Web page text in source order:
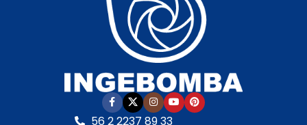
alta resistencia
• Presión nominal:PN10
• Doble unión tipo
• Certificación ISO
Lea cuidadosamente el
instructivo antes de la
• Material:
alta resistencia
• Presión nominal:
• Unión simple tipo
americana
• Certificación ISO
Lea cuidadosamente el
56 2 2237 89 33